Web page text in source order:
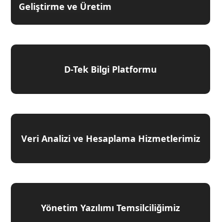
Geliştirme ve Üretim
D-Tek Bilgi Platformu
Veri Analizi ve Hesaplama Hizmetlerimiz
Yönetim Yazılımı Temsilciliğimiz